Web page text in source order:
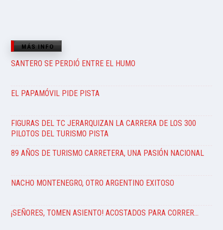
MÁS INFO
SANTERO SE PERDIÓ ENTRE EL HUMO
EL PAPAMÓVIL PIDE PISTA
FIGURAS DEL TC JERARQUIZAN LA CARRERA DE LOS 300
PILOTOS DEL TURISMO PISTA
89 AÑOS DE TURISMO CARRETERA, UNA PASIÓN NACIONAL
NACHO MONTENEGRO, OTRO ARGENTINO EXITOSO
¡SEÑORES, TOMEN ASIENTO! ACOSTADOS PARA CORRER…